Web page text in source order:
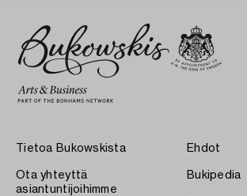
Tietoa Bukowskista
Ota yhteyttä
asiantuntijoihimme
Ehdot
Bukipedia